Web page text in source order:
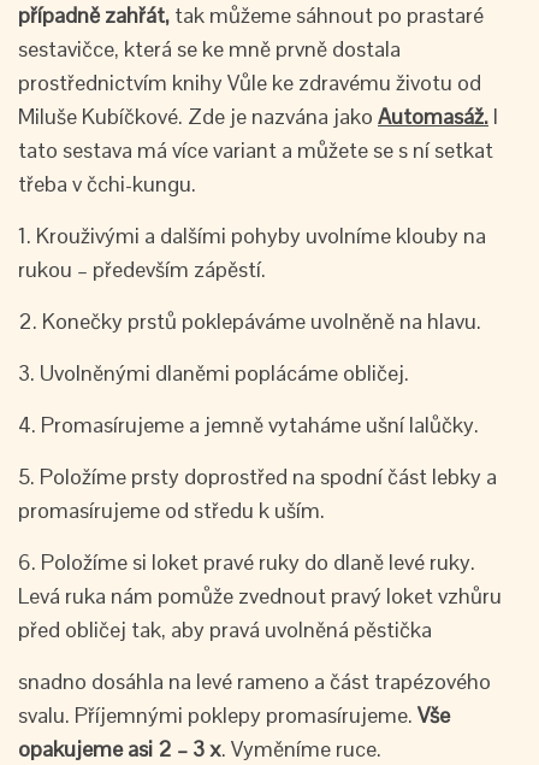
případně zahřát, tak můžeme sáhnout po prastaré
sestavičce, která se ke mně prvně dostala
prostřednictvím knihy Vůle ke zdravému životu od
Miluše Kubíčkové. Zde je nazvána jako Automasáž. I
tato sestava má více variant a můžete se s ní setkat
třeba v čchi-kungu.
1. Krouživými a dalšími pohyby uvolníme klouby na
rukou – především zápěstí.
2. Konečky prstů poklepáváme uvolněně na hlavu.
3. Uvolněnými dlaněmi poplácáme obličej.
4. Promasírujeme a jemně vytaháme ušní lalůčky.
5. Položíme prsty doprostřed na spodní část lebky a
promasírujeme od středu k uším.
6. Položíme si loket pravé ruky do dlaně levé ruky.
Levá ruka nám pomůže zvednout pravý loket vzhůru
před obličej tak, aby pravá uvolněná pěstička
snadno dosáhla na levé rameno a část trapézového
svalu. Příjemnými poklepy promasírujeme. Vše
opakujeme asi 2 – 3 x. Vyměníme ruce.